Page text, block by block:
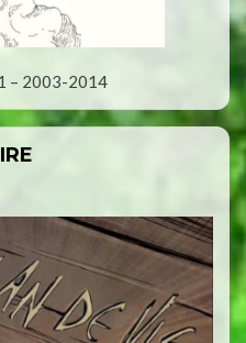
– 2003-2014